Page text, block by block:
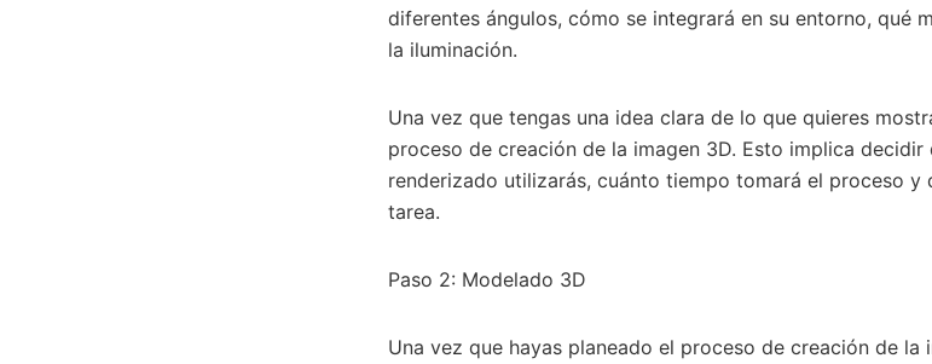
diferentes ángulos, cómo se integrará en su entorno, qué
la iluminación.
Una vez que tengas una idea clara de lo que quieres
proceso de creación de la imagen 3D. Esto implica
renderizado utilizarás, cuánto tiempo tomará el proceso y
tarea.
Paso 2: Modelado 3D
Una vez que hayas planeado el proceso de creación de la